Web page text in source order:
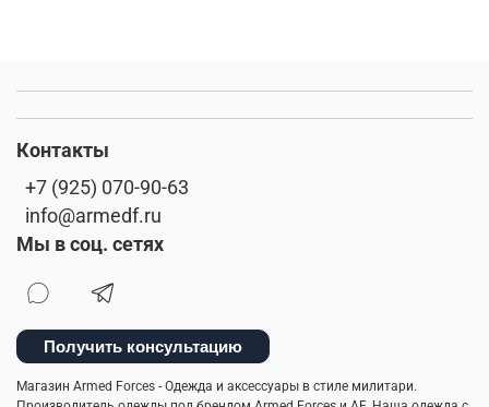
Контакты
+7 (925) 070-90-63
info@armedf.ru
Мы в соц. сетях
Получить консультацию
Магазин Armed Forces - Одежда и аксессуары в стиле милитари.